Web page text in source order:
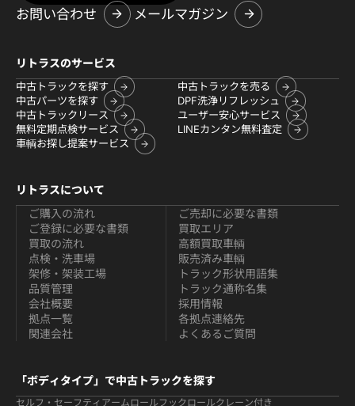
お問い合わせ
メールマガジン
リトラスのサービス
中古トラックを探す
中古トラックを売る
中古パーツを探す
DPF洗浄リフレッシュ
中古トラックリース
ユーザー安心サービス
無料定期点検サービス
LINEカンタン無料査定
車輌お探し提案サービス
リトラスについて
ご購入の流れ
ご登録に必要な書類
買取の流れ
ご売却に必要な書類
買取エリア
高額買取車輌
点検・洗車場
架修・架装工場
品質管理
販売済み車輌
トラック形状用語集
トラック通称名集
会社概要
拠点一覧
関連会社
採用情報
各拠点連絡先
よくあるご質問
「ボディタイプ」で中古トラックを探す
セルフ・セーフティ アームロールフックロールクレーン付き